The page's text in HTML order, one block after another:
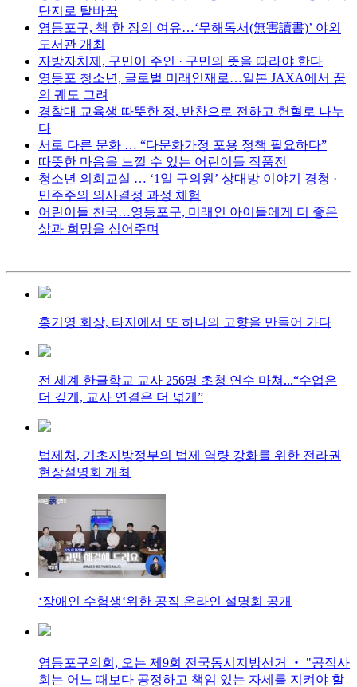
단지로 탈바꿈
영등포구, 책 한 장의 여유…‘무해독서(無害讀書)’ 야외
도서관 개최
자방자치제, 구민이 주인 · 구민의 뜻을 따라야 한다
영등포 청소년, 글로벌 미래인재로…일본 JAXA에서 꿈
의 궤도 그려
경찰대 교육생 따뜻한 정, 반찬으로 전하고 헌혈로 나누
다
서로 다른 문화 … “다문화가정 포용 정책 필요하다”
따뜻한 마음을 느낄 수 있는 어린이들 작품전
청소년 의회교실 … ‘1일 구의원’ 상대방 이야기 경청 ·
민주주의 의사결정 과정 체험
어린이들 천국…영등포구, 미래인 아이들에게 더 좋은
삶과 희망을 심어주며
홍기영 회장, 타지에서 또 하나의 고향을 만들어 가다
전 세계 한글학교 교사 256명 초청 연수 마쳐...“수업은
더 깊게, 교사 연결은 더 넓게”
법제처, 기초지방정부의 법제 역량 강화를 위한 전라권
현장설명회 개최
‘장애인 수험생‘위한 공직 온라인 설명회 공개
영등포구의회, 오는 제9회 전국동시지방선거 ‧ "공직사
회는 어느 때보다 공정하고 책임 있는 자세를 지켜야 할